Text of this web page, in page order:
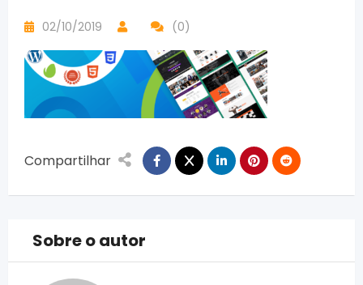
02/10/2019 (0)
Compartilhar
Sobre o autor